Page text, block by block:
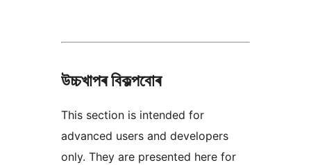
উচ্চখাপৰ বিকল্পবোৰ
This section is intended for
advanced users and developers
only. They are presented here for